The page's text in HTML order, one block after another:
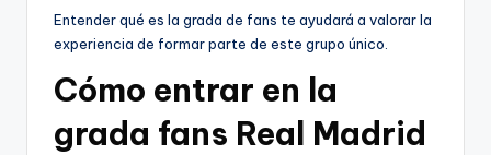
Entender qué es la grada de fans te ayudará a valorar la
experiencia de formar parte de este grupo único.
Cómo entrar en la
grada fans Real Madrid